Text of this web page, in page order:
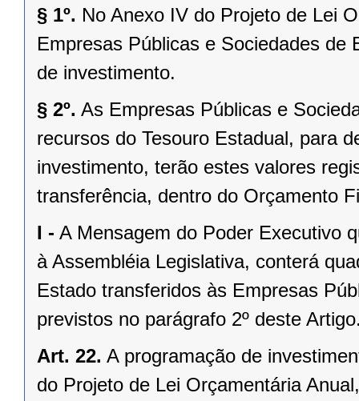
§ 1º. No Anexo IV do Projeto de Lei
Empresas Públicas e Sociedades
de investimento.
§ 2º. As Empresas Públicas e
recursos do Tesouro Estadual, para
investimento, terão estes valores
transferência, dentro do Orçamento
I - A Mensagem do Poder Executivo
à Assembléia Legislativa, conterá
Estado transferidos às Empresas
previstos no parágrafo 2º deste
Art. 22. A programação de
do Projeto de Lei Orçamentária